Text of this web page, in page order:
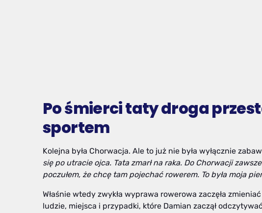
Po śmierci taty droga
sportem
Kolejna była Chorwacja. Ale to już nie była wyłącznie
się po utracie ojca. Tata zmarł na raka. Do Chorwacji
poczułem, że chcę tam pojechać rowerem. To była moja
Właśnie wtedy zwykła wyprawa rowerowa zaczęła
ludzie, miejsca i przypadki, które Damian zaczął